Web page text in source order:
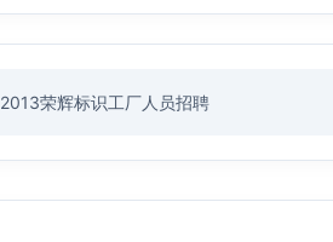
2013荣辉标识工厂人员招聘